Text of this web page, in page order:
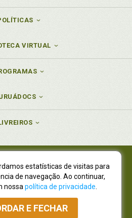
VIRTUAL
CNPJ 77.535.508/0001-19
CNPJ 01.701.561/0001-80
Dallegrave, 7665, São Lourenço |
- CEP 82210-310
|Vendas Atacado: (41) 4009-3939
estatísticas de visitas para
de navegação. Ao continuar,
nossa política de privacidade
E FECHAR